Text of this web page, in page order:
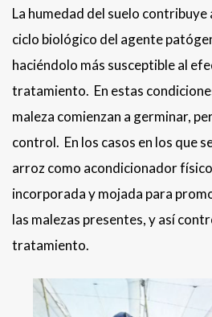
La humedad del suelo
ciclo biológico del agente
haciéndolo más susceptible al
tratamiento. En estas
maleza comienzan a germinar,
control. En los casos en los que
arroz como acondicionador
incorporada y mojada para
las malezas presentes, y así
tratamiento.